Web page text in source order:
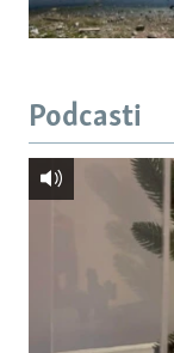
Podcasti